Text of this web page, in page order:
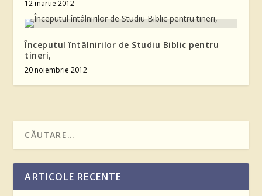
12 martie 2012
Începutul întâlnirilor de Studiu Biblic pentru
tineri,
20 noiembrie 2012
ARTICOLE RECENTE